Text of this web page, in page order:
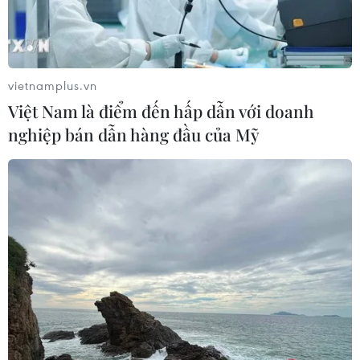
Samsung ra mắt dòng điện thoại
Galaxy Z mới, tăng tốc chiến lược AI
23/07/2026 06:46
Mỹ phát triển siêu vũ khí
laser năng lượng cao chống UAV
21/07/2026 15:48
Adobe bổ sung tính năng mới hỗ trợ
AI cho camera
20/07/2026 22:57
vietnamplus.vn
Việt Nam là điểm đến hấp dẫn với doanh
nghiệp bán dẫn hàng đầu của Mỹ